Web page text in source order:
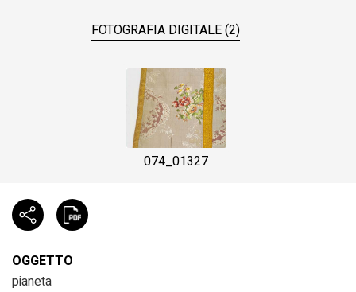
FOTOGRAFIA DIGITALE (2)
074_01327
OGGETTO
pianeta